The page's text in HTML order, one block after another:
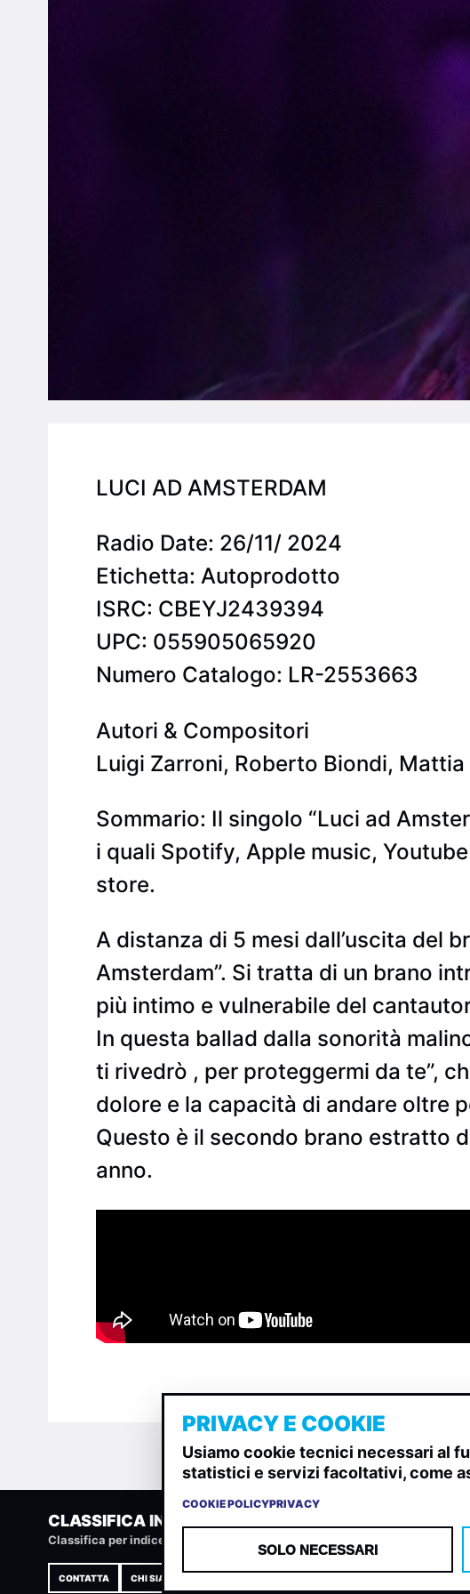
LUCI AD AMSTERDAM
Radio Date: 26/11/ 2024
Etichetta: Autoprodotto
ISRC: CBEYJ2439394
UPC: 055905065920
Numero Catalogo: LR-2553663
Autori & Compositori
Luigi Zarroni, Roberto Biondi,
Sommario: Il singolo “Luci ad
i quali Spotify, Apple music,
store.
A distanza di 5 mesi dall’uscita del
Amsterdam”. Si tratta di un brano
più intimo e vulnerabile del
In questa ballad dalla sonorità
ti rivedrò , per proteggermi da te”,
dolore e la capacità di andare oltre
Questo è il secondo brano estratto
anno.
CLASSIFICA INDIE
Classifica per indice di gradimento generata dall analisi di uscite,
CONTATTA CHI SIAMO
PRIVACY E COOKIE
Usiamo cookie tecnici necessari al
statistici e servizi facoltativi, come
COOKIE POLICYPRIVACY
SOLO NECESSARI